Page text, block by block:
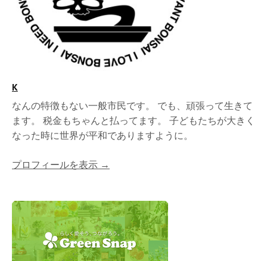
K
なんの特徴もない一般市民です。 でも、頑張って生きて
ます。 税金もちゃんと払ってます。 子どもたちが大きく
なった時に世界が平和でありますように。
プロフィールを表示 →